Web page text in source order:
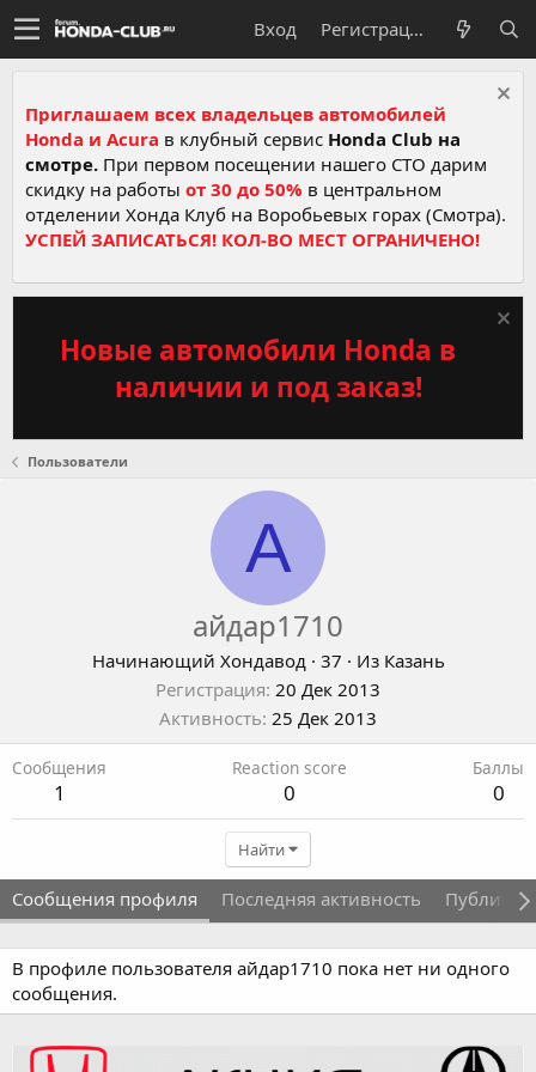
Вход Регистрация
Приглашаем всех владельцев автомобилей
Honda и Acura в клубный сервис Honda Club на
смотре. При первом посещении нашего СТО дарим
скидку на работы от 30 до 50% в центральном
отделении Хонда Клуб на Воробьевых горах (Смотра).
УСПЕЙ ЗАПИСАТЬСЯ! КОЛ-ВО МЕСТ ОГРАНИЧЕНО!
Новые автомобили Honda в
наличии и под заказ!
Пользователи
А
айдар1710
Начинающий Хондавод · 37 · Из Казань
Регистрация 20 Дек 2013
Активность 25 Дек 2013
Сообщения
1
Reaction score
0
Баллы
0
Найти
Сообщения профиля Последняя активность
В профиле пользователя айдар1710 пока нет ни одного
сообщения.